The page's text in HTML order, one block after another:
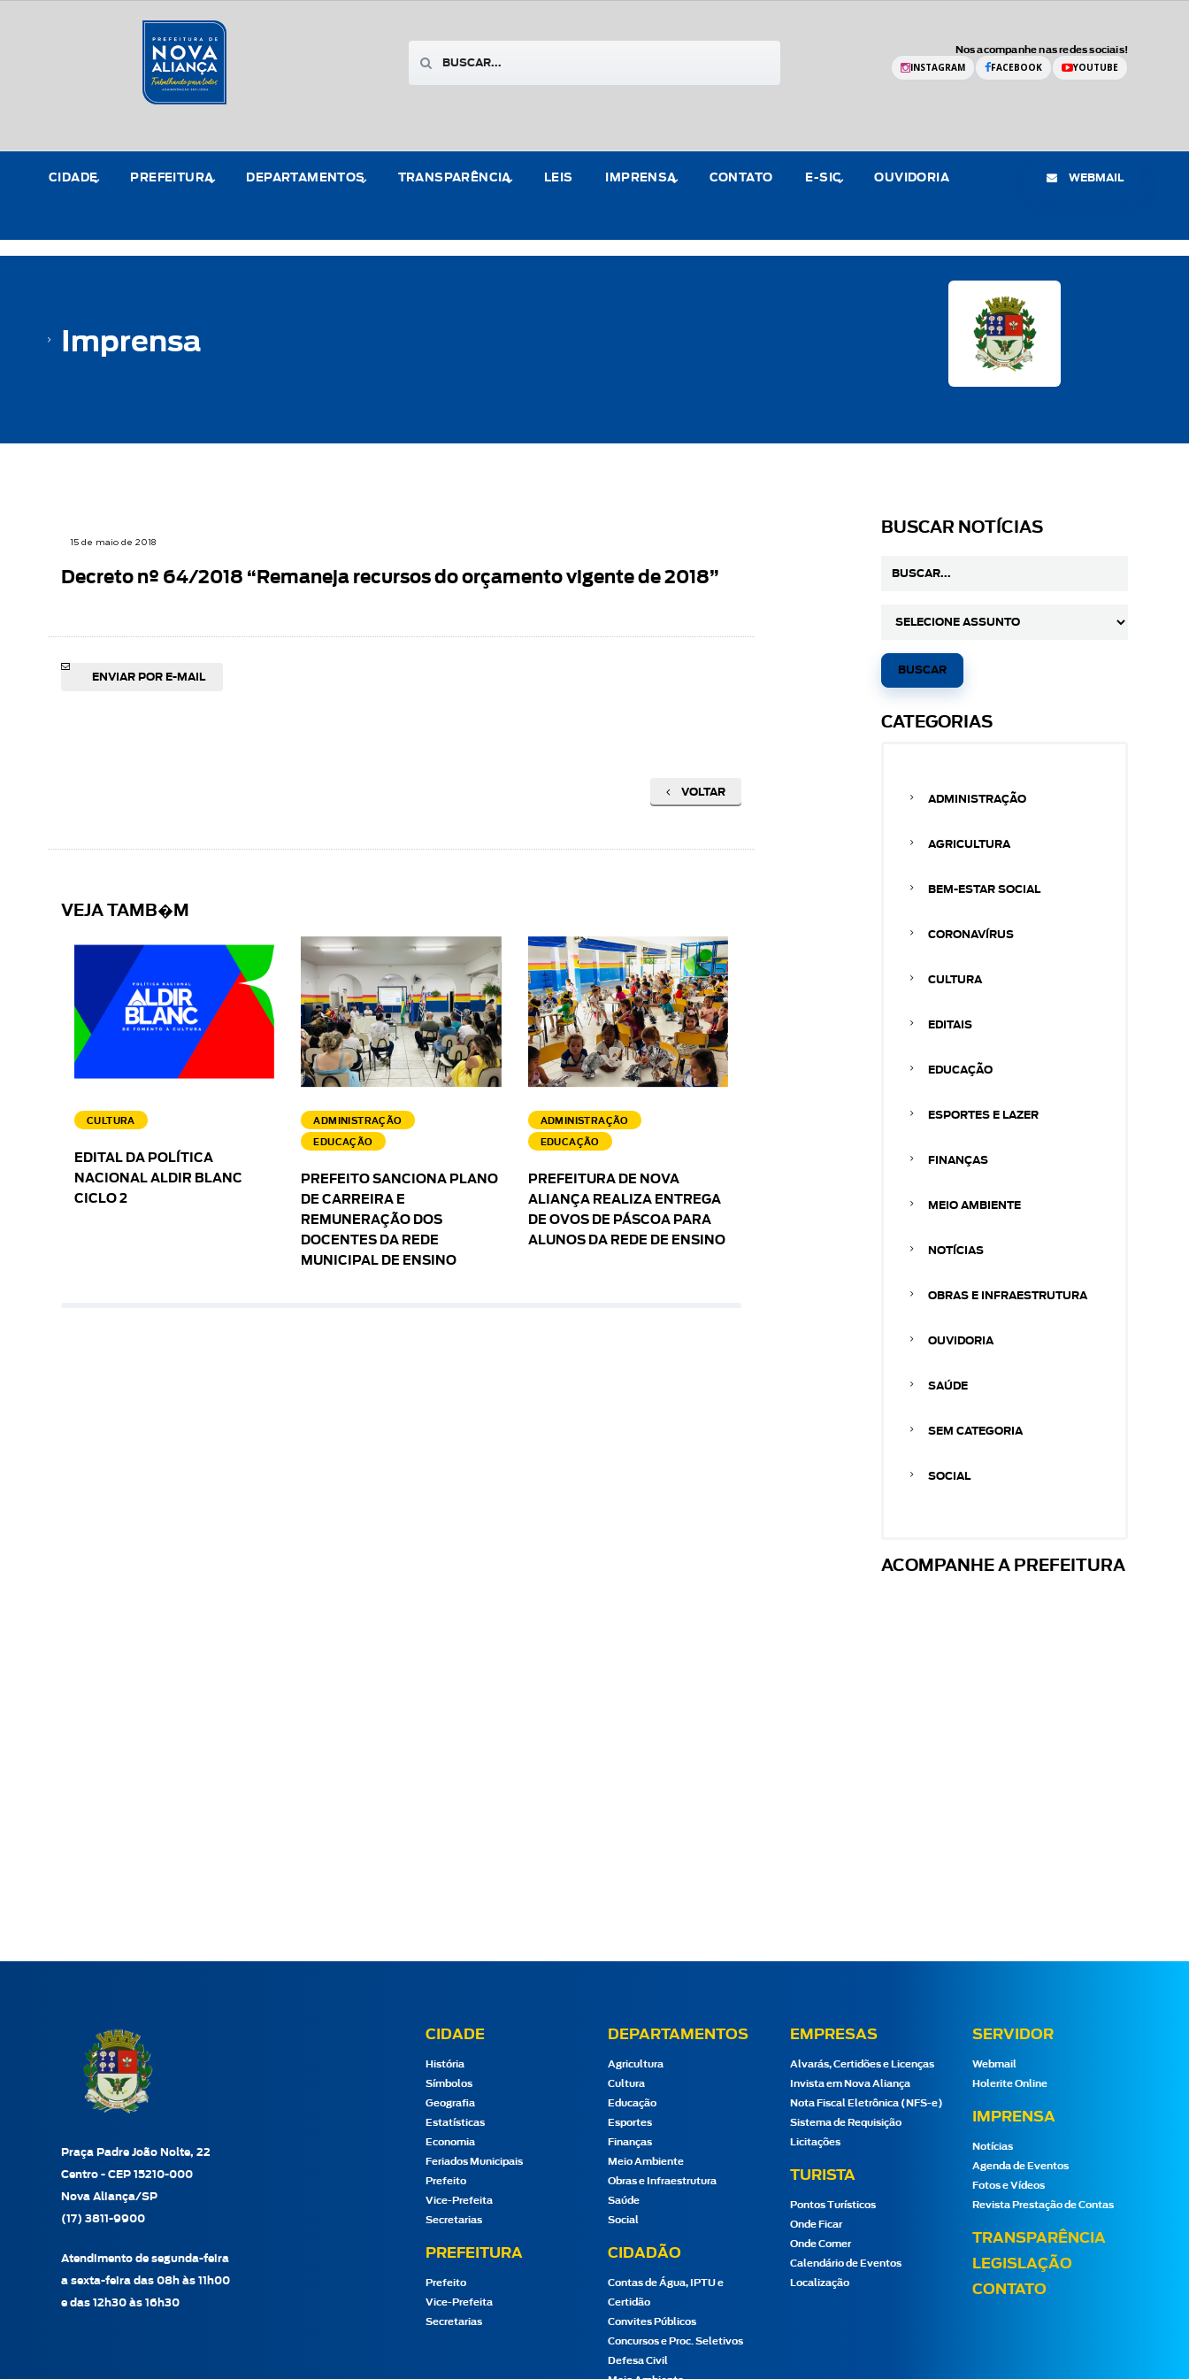
Nos acompanhe nas redes sociais!
INSTAGRAM FACEBOOK YOUTUBE
CIDADE PREFEITURA DEPARTAMENTOS TRANSPARÊNCIA LEIS IMPRENSA CONTATO E-SIC OUVIDORIA WEBMAIL
Imprensa
15 de maio de 2018
Decreto nº 64/2018 “Remaneja recursos do orçamento vigente de 2018”
ENVIAR POR E-MAIL
VOLTAR
VEJA TAMB�M
CULTURA
EDITAL DA POLÍTICA
NACIONAL ALDIR BLANC
CICLO 2
ADMINISTRAÇÃO
EDUCAÇÃO
PREFEITO SANCIONA PLANO
DE CARREIRA E
REMUNERAÇÃO DOS
DOCENTES DA REDE
MUNICIPAL DE ENSINO
ADMINISTRAÇÃO
EDUCAÇÃO
PREFEITURA DE NOVA
ALIANÇA REALIZA ENTREGA
DE OVOS DE PÁSCOA PARA
ALUNOS DA REDE DE ENSINO
BUSCAR NOTÍCIAS
CATEGORIAS
ADMINISTRAÇÃO
AGRICULTURA
BEM-ESTAR SOCIAL
CORONAVÍRUS
CULTURA
EDITAIS
EDUCAÇÃO
ESPORTES E LAZER
FINANÇAS
MEIO AMBIENTE
NOTÍCIAS
OBRAS E INFRAESTRUTURA
OUVIDORIA
SAÚDE
SEM CATEGORIA
SOCIAL
ACOMPANHE A PREFEITURA
Praça Padre João Nolte, 22
Centro - CEP 15210-000
Nova Aliança/SP
(17) 3811-9900
Atendimento de segunda-feira
a sexta-feira das 08h às 11h00
e das 12h30 às 16h30
CIDADE
História
Símbolos
Geografia
Estatísticas
Economia
Feriados Municipais
Prefeito
Vice-Prefeita
Secretarias
PREFEITURA
Prefeito
Vice-Prefeita
Secretarias
DEPARTAMENTOS
Agricultura
Cultura
Educação
Esportes
Finanças
Meio Ambiente
Obras e Infraestrutura
Saúde
Social
CIDADÃO
Contas de Água, IPTU e
Certidão
Convites Públicos
Concursos e Proc. Seletivos
Defesa Civil
EMPRESAS
Alvarás, Certidões e Licenças
Invista em Nova Aliança
Nota Fiscal Eletrônica (NFS-e)
Sistema de Requisição
Licitações
TURISTA
Pontos Turísticos
Onde Ficar
Onde Comer
Calendário de Eventos
Localização
SERVIDOR
Webmail
Holerite Online
IMPRENSA
Notícias
Agenda de Eventos
Fotos e Vídeos
Revista Prestação de Contas
TRANSPARÊNCIA
LEGISLAÇÃO
CONTATO